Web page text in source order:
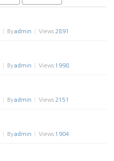
Byadmin Views 2891
Byadmin Views 1998
Byadmin Views 2151
Byadmin Views 1904